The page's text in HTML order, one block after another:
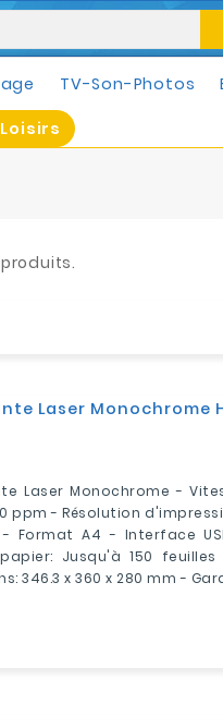
TV-Son-Photos
Laser Monochrome
Laser Monochrome -
ppm - Résolution
Format A4 - Interface
Jusqu'à 150
346.3 x 360 x 280 mm -